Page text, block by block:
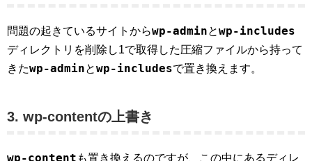
問題の起きているサイトからwp-adminとwp-includes
ディレクトリを削除し1で取得した圧縮ファイルから持って
きたwp-adminとwp-includesで置き換えます。
3. wp-contentの上書き
wp-content も置き換えるのですが、この中にあるディレ